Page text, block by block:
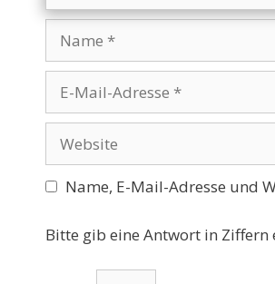
Name
Website
Name, E-Mail-Adresse und
Bitte gib eine Antwort in Ziffern